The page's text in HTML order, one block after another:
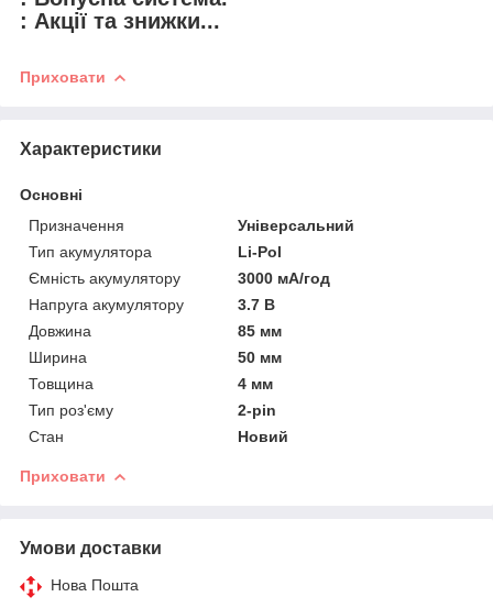
: Акції та знижки...
Приховати
Характеристики
Основні
Призначення
Універсальний
Тип акумулятора
Li-Pol
Ємність акумулятору
3000 мА/год
Напруга акумулятору
3.7 В
Довжина
85 мм
Ширина
50 мм
Товщина
4 мм
Тип роз'єму
2-pin
Стан
Новий
Приховати
Умови доставки
Нова Пошта